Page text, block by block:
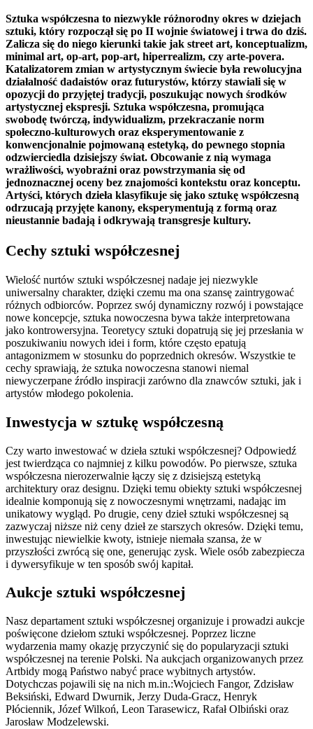
Sztuka współczesna to niezwykle różnorodny okres w dziejach
sztuki, który rozpoczął się po II wojnie światowej i trwa do dziś.
Zalicza się do niego kierunki takie jak street art, konceptualizm,
minimal art, op-art, pop-art, hiperrealizm, czy arte-povera.
Katalizatorem zmian w artystycznym świecie była rewolucyjna
działalność dadaistów oraz futurystów, którzy stawiali się w
opozycji do przyjętej tradycji, poszukując nowych środków
artystycznej ekspresji. Sztuka współczesna, promująca
swobodę twórczą, indywidualizm, przekraczanie norm
społeczno-kulturowych oraz eksperymentowanie z
konwencjonalnie pojmowaną estetyką, do pewnego stopnia
odzwierciedla dzisiejszy świat. Obcowanie z nią wymaga
wrażliwości, wyobraźni oraz powstrzymania się od
jednoznacznej oceny bez znajomości kontekstu oraz konceptu.
Artyści, których dzieła klasyfikuje się jako sztukę współczesną
odrzucają przyjęte kanony, eksperymentują z formą oraz
nieustannie badają i odkrywają transgresje kultury.
Cechy sztuki współczesnej
Wielość nurtów sztuki współczesnej nadaje jej niezwykle
uniwersalny charakter, dzięki czemu ma ona szansę zaintrygować
różnych odbiorców. Poprzez swój dynamiczny rozwój i powstające
nowe koncepcje, sztuka nowoczesna bywa także interpretowana
jako kontrowersyjna. Teoretycy sztuki dopatrują się jej przesłania w
poszukiwaniu nowych idei i form, które często epatują
antagonizmem w stosunku do poprzednich okresów. Wszystkie te
cechy sprawiają, że sztuka nowoczesna stanowi niemal
niewyczerpane źródło inspiracji zarówno dla znawców sztuki, jak i
artystów młodego pokolenia.
Inwestycja w sztukę współczesną
Czy warto inwestować w dzieła sztuki współczesnej? Odpowiedź
jest twierdząca co najmniej z kilku powodów. Po pierwsze, sztuka
współczesna nierozerwalnie łączy się z dzisiejszą estetyką
architektury oraz designu. Dzięki temu obiekty sztuki współczesnej
idealnie komponują się z nowoczesnymi wnętrzami, nadając im
unikatowy wygląd. Po drugie, ceny dzieł sztuki współczesnej są
zazwyczaj niższe niż ceny dzieł ze starszych okresów. Dzięki temu,
inwestując niewielkie kwoty, istnieje niemała szansa, że w
przyszłości zwrócą się one, generując zysk. Wiele osób zabezpiecza
i dywersyfikuje w ten sposób swój kapitał.
Aukcje sztuki współczesnej
Nasz departament sztuki współczesnej organizuje i prowadzi aukcje
poświęcone dziełom sztuki współczesnej. Poprzez liczne
wydarzenia mamy okazję przyczynić się do popularyzacji sztuki
współczesnej na terenie Polski. Na aukcjach organizowanych przez
Artbidy mogą Państwo nabyć prace wybitnych artystów.
Dotychczas pojawili się na nich m.in.:Wojciech Fangor, Zdzisław
Beksiński, Edward Dwurnik, Jerzy Duda-Gracz, Henryk
Płóciennik, Józef Wilkoń, Leon Tarasewicz, Rafał Olbiński oraz
Jarosław Modzelewski.